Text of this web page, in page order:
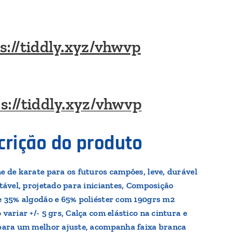
tiddly.xyz/vhwvp
tiddly.xyz/vhwvp
do produto
de karate para os futuros campões, leve, durável
projetado para iniciantes, Composição
algodão e 65% poliéster com 190grs m2
variar +/- 5 grs, Calça com elástico na cintura e
um melhor ajuste, acompanha faixa branca